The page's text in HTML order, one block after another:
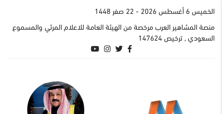
الخميس 6 أغسطس 2026
- 22 صفر 1448
منصة المشاهير العرب مرخصة من الهيئة العامة للاعلام المرئي والمسموع
السعودي , ترخيص 147624